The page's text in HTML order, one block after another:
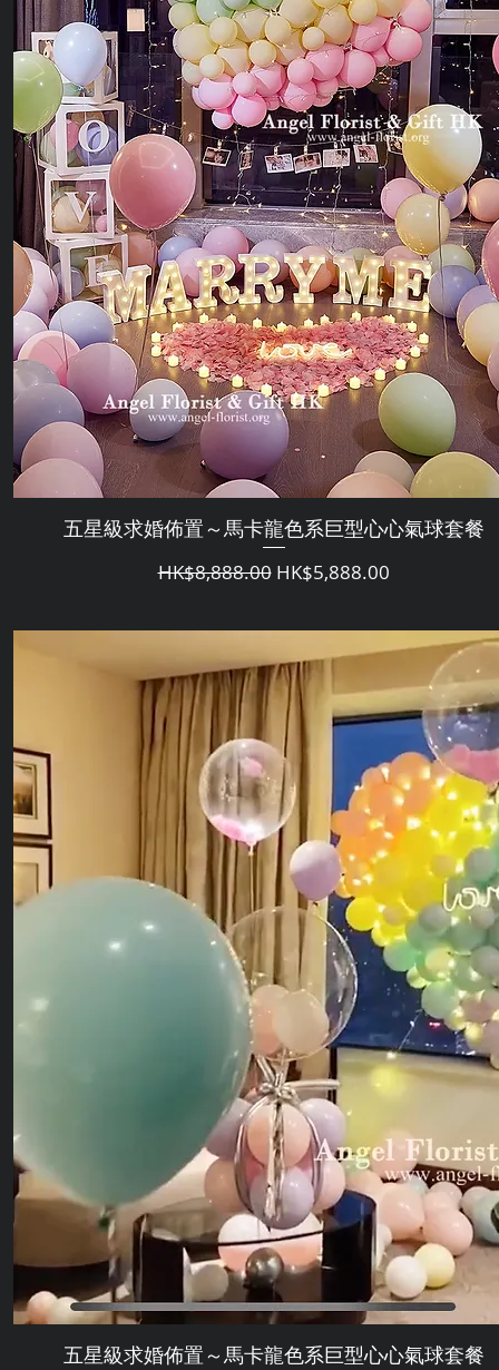
五星級求婚佈置～馬卡龍色系巨型心心氣球套餐
通常価格
HK$8,888.00 セール価格
HK$5,888.00
五星級求婚佈置～馬卡龍色系巨型心心氣球套餐